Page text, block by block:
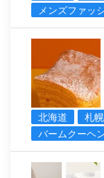
メンズファッ
北海道 札
バームクーヘ